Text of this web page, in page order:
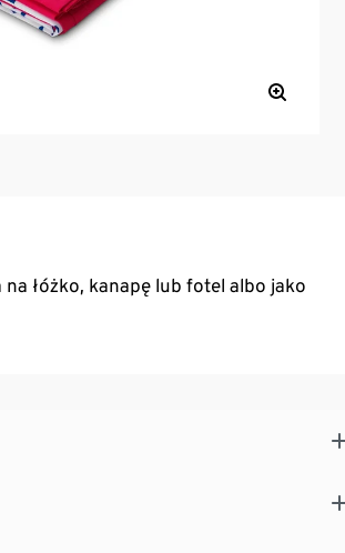
łóżko, kanapę lub fotel albo jako